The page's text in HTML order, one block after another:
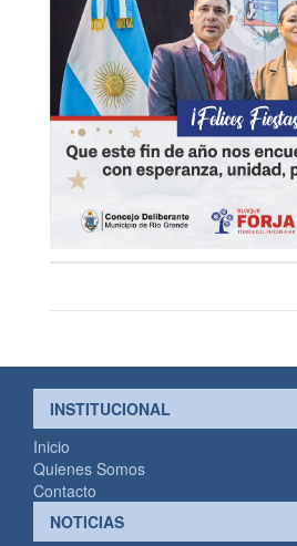
INSTITUCIONAL
Inicio
Quienes Somos
Contacto
NOTICIAS